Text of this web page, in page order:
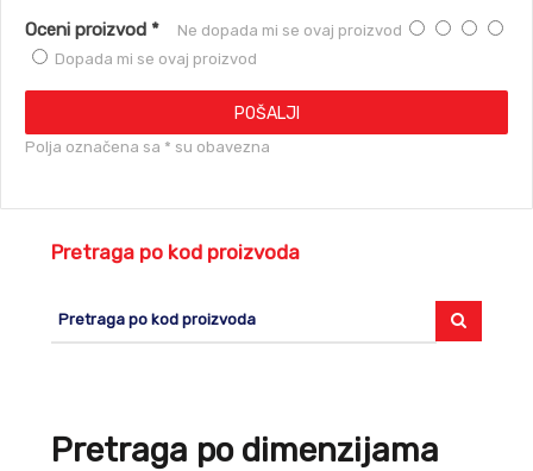
Pretraga po kod proizvoda
Pretraga po dimenzijama
Oceni proizvod * Ne dopada mi se ovaj proizvod
Dopada mi se ovaj proizvod
POŠALJI
Polja označena sa * su obavezna